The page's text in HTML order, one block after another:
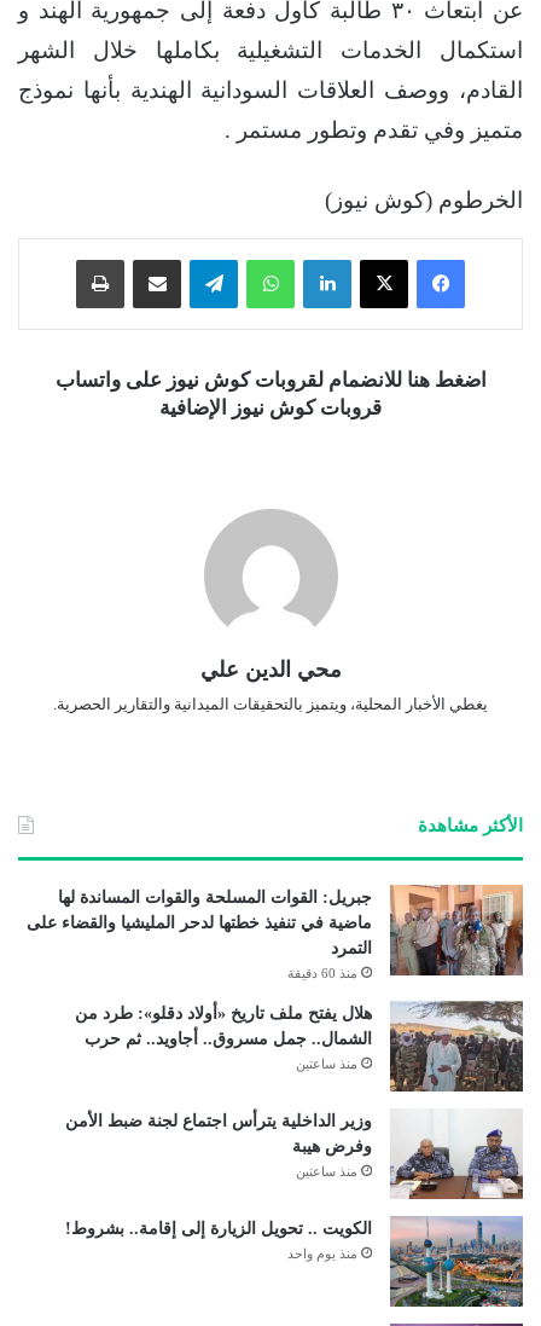
عن ابتعاث ٣٠ طالبة کأول دفعة إلی جمهوریة الهند و
استکمال الخدمات التشغیلیة بکاملها خلال الشهر
القادم، ووصف العلاقات السودانیة الهندیة بأنها نموذج
متمیز وفي تقدم وتطور مستمر .
الخرطوم (كوش نيوز)
فيسبوك ‫X لينكدإن واتساب تيلقرام
اضغط هنا للانضمام لقروبات كوش نيوز على واتساب
قروبات كوش نيوز الإضافية
محي الدين علي
يغطي الأخبار المحلية، ويتميز بالتحقيقات الميدانية والتقارير الحصرية.
الأكثر مشاهدة
جبريل: القوات المسلحة والقوات المساندة لها
ماضية في تنفيذ خطتها لدحر المليشيا والقضاء على
التمرد
منذ 60 دقيقة
هلال يفتح ملف تاريخ «أولاد دقلو»: طرد من
الشمال.. جمل مسروق.. أجاويد.. ثم حرب
منذ ساعتين
وزير الداخلية يترأس اجتماع لجنة ضبط الأمن
وفرض هيبة
منذ ساعتين
الكويت .. تحويل الزيارة إلى إقامة.. بشروط!
منذ يوم واحد